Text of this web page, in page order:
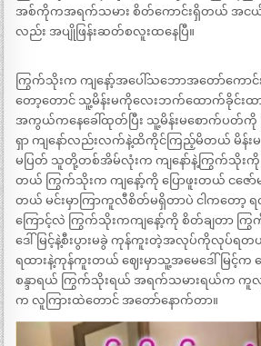
အစ်ကိုကအရက်သမား စိတ်ကောင်းရှိတယ် အင
လည်း အပျိုဖြန်းဆတ်စလူးထနေပြီ။
ကြွက်သိုးက ကျနော့်အပေါ်သဘောအတော်ကောင်
တော့တောင် သူ့မိန်းမကိုလေးဘက်ထောက်ခိုင်းထား
အကွယ်ကနေခေါ်ထုတ်ပြီး သူ့မိန်းမစောက်ပတ်
ရှာ ကျနော်လည်းလက်နဲ့ထိကိုင်ကြည့်မိတယ် မိန်း
မပြတ် သူတို့တစ်အိမ်လုံးက ကျနော်နဲ့ကြွက်သိုးကို
တယ် ကြွက်သိုးက ကျနော့်ကို ပြောဖူးတယ် ငဇေ
တယ် မင်းမှာကြာကူလီစိတ်မရှိတာပဲ ငါကတော့
ကြောင့်လဲ ကြွက်သိုးကကျနော့်ကို စိတ်ချတာ က
ဒေါ်မြင့်နဲ့စီးပွားမခွဲ ကုန်ကူးတဲ့အလုပ်ကိုလုပ်ရတယ်
ရထားနဲ့ကုန်ကူးတယ် ဈေးမှာသူ့အမေဒေါ်မြင့်က
စန္ဒာရယ် ကြွက်သိုးရယ် အရက်သမားရယ်က
က လူကြားထဲတောင် အတော်နောက်တာ။